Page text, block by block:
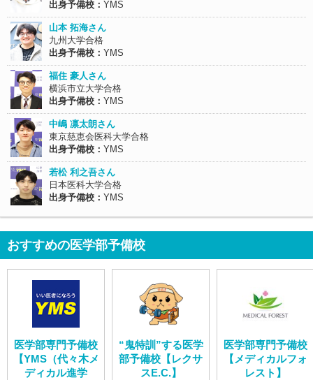
出身予備校： YMS
山本 拓海さん
九州大学合格
出身予備校： YMS
福住 豪人さん
横浜市立大学合格
出身予備校： YMS
中嶋 凛太朗さん
東京慈恵会医科大学合格
出身予備校： YMS
若松 利之吾さん
日本医科大学合格
出身予備校： YMS
おすすめの医学部予備校
医学部専門予備校
【YMS（代々木メ
ディカル進学
“鬼特訓”する医学
部予備校【レクサ
スE.C.】
医学部専門予備校
【メディカルフォ
レスト】